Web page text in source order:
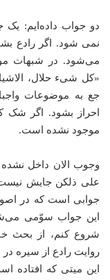
دو جواب داده‌ایم: یک
نمی شود. اگر رادع
می‌شود. در شبهات
«کل شیء حلال،
جع به موضوعات
احراز بشود. اگر
موجود نشده است.
وجوب الان داخل
علی ذلکن جایش نیست.
جوابی است که در
این جواب سوّمی
شروع کنم، از بحث
روایت رادع از سیره
این میتی که